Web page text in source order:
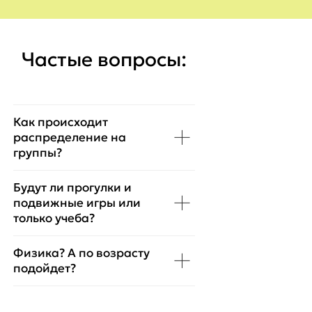
Москва, ул. Большая Черёмушкинская,
д. 25, стр. 25
организации:
ООО «Гимназия им. С.Н. Нюберг»
Лицензия 041274 от 16.02.2021
СМИ о нас
Галерея